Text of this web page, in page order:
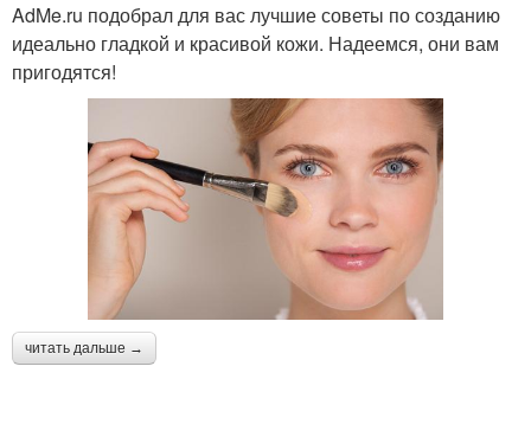
AdMe.ru подобрал для вас лучшие советы по созданию
идеально гладкой и красивой кожи. Надеемся, они вам
пригодятся!
читать дальше →